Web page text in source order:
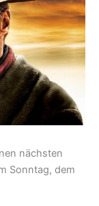
nächsten
Sonntag, dem